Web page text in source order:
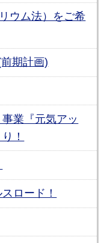
ウム法）をご希
期計画)
業『元気アッ
！
ロード！